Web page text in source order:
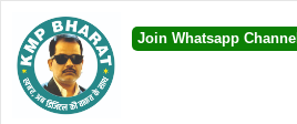
Join Whatsapp Channel